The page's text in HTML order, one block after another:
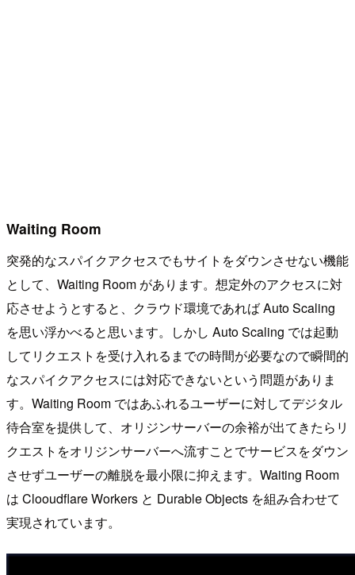
Waiting Room
突発的なスパイクアクセスでもサイトをダウンさせない機能
として、Waiting Room があります。想定外のアクセスに対
応させようとすると、クラウド環境であれば Auto Scaling
を思い浮かべると思います。しかし Auto Scaling では起動
してリクエストを受け入れるまでの時間が必要なので瞬間的
なスパイクアクセスには対応できないという問題がありま
す。Waiting Room ではあふれるユーザーに対してデジタル
待合室を提供して、オリジンサーバーの余裕が出てきたらリ
クエストをオリジンサーバーへ流すことでサービスをダウン
させずユーザーの離脱を最小限に抑えます。Waiting Room
は Clooudflare Workers と Durable Objects を組み合わせて
実現されています。